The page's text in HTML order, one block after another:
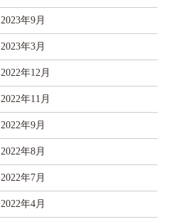
2023年9月
2023年3月
2022年12月
2022年11月
2022年9月
2022年8月
2022年7月
2022年4月